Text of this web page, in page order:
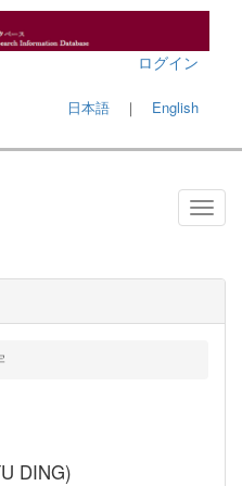
ログイン
日本語 ｜ English
DING)